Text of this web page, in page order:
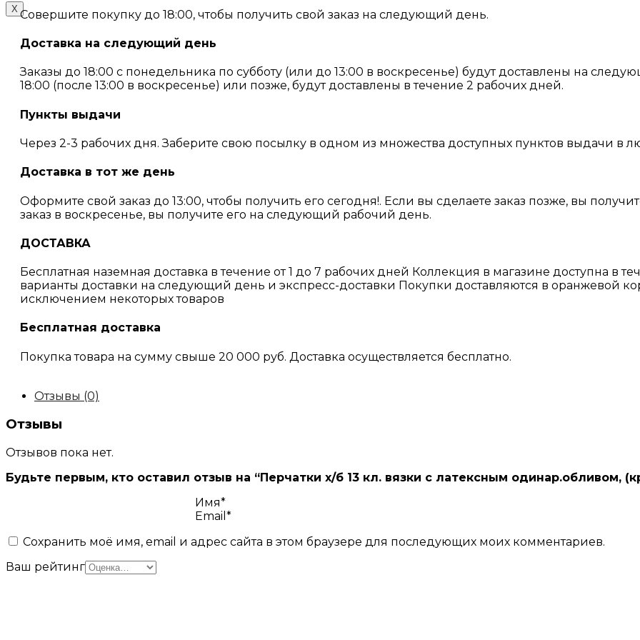
X Совершите покупку до 18:00, чтобы получить свой заказ на следующий день.
Доставка на следующий день
Заказы до 18:00 с понедельника по субботу (или до 13:00 в воскресенье) будут доставлены на
18:00 (после 13:00 в воскресенье) или позже, будут доставлены в течение 2 рабочих дней.
Пункты выдачи
Через 2-3 рабочих дня. Заберите свою посылку в одном из множества доступных пунктов выдачи в
Доставка в тот же день
Оформите свой заказ до 13:00, чтобы получить его сегодня!. Если вы сделаете заказ позже, вы
заказ в воскресенье, вы получите его на следующий рабочий день.
ДОСТАВКА
Бесплатная наземная доставка в течение от 1 до 7 рабочих дней Коллекция в магазине доступна в
варианты доставки на следующий день и экспресс-доставки Покупки доставляются в оранжевой
исключением некоторых товаров
Бесплатная доставка
Покупка товара на сумму свыше 20 000 руб. Доставка осуществляется бесплатно.
Отзывы (0)
Отзывы
Отзывов пока нет.
Будьте первым, кто оставил отзыв на “Перчатки х/б 13 кл. вязки с латексным одинар.обливом,
Имя*
Email*
Сохранить моё имя, email и адрес сайта в этом браузере для последующих моих комментариев.
Ваш рейтинг